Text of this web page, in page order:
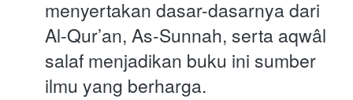
menyertakan dasar-dasarnya dari
Al-Qur’an, As-Sunnah, serta aqwâl
salaf menjadikan buku ini sumber
ilmu yang berharga.